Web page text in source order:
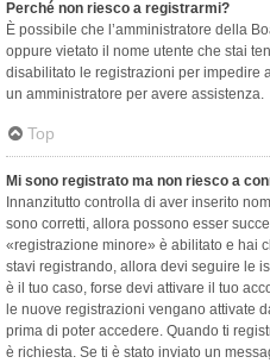
Perché non riesco a registrarmi?
È possibile che l’amministratore della
oppure vietato il nome utente che stai
disabilitato le registrazioni per impedire
un amministratore per avere assistenza.
Top
Mi sono registrato ma non riesco a
Innanzitutto controlla di aver inserito
sono corretti, allora possono esser
«registrazione minore» è abilitato e hai
stavi registrando, allora devi seguire le
è il tuo caso, forse devi attivare il tuo
le nuove registrazioni vengano attivate
prima di poter accedere. Quando ti
è richiesta. Se ti è stato inviato un